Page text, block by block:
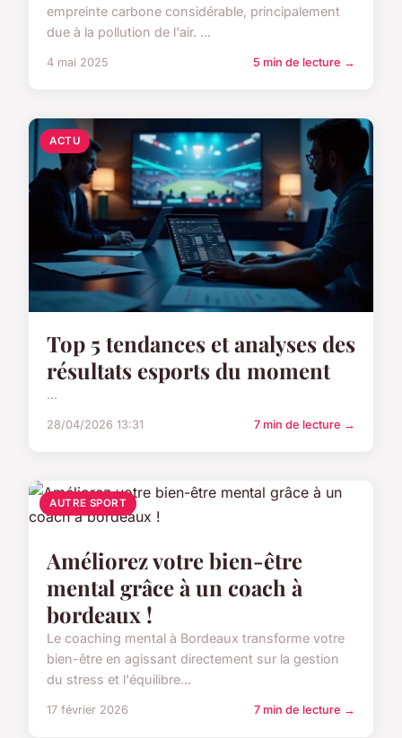
empreinte carbone considérable, principalement
due à la pollution de l'air. ...
4 mai 2025 5 min de lecture →
ACTU
Top 5 tendances et analyses des
résultats esports du moment
...
28/04/2026 13:31 7 min de lecture →
AUTRE SPORT
Améliorez votre bien-être
mental grâce à un coach à
bordeaux !
Le coaching mental à Bordeaux transforme votre
bien-être en agissant directement sur la gestion
du stress et l'équilibre...
17 février 2026 7 min de lecture →